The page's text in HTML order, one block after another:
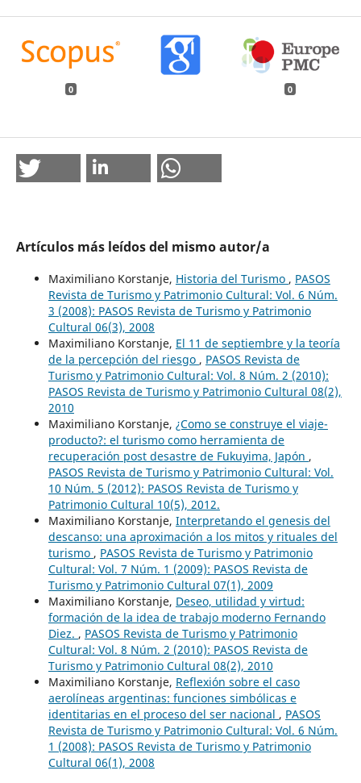
0 0
Artículos más leídos del mismo autor/a
Maximiliano Korstanje, Historia del Turismo , PASOS
Revista de Turismo y Patrimonio Cultural: Vol. 6 Núm.
3 (2008): PASOS Revista de Turismo y Patrimonio
Cultural 06(3), 2008
Maximiliano Korstanje, El 11 de septiembre y la teoría
de la percepción del riesgo , PASOS Revista de
Turismo y Patrimonio Cultural: Vol. 8 Núm. 2 (2010):
PASOS Revista de Turismo y Patrimonio Cultural 08(2),
2010
Maximiliano Korstanje, ¿Como se construye el viaje-
producto?: el turismo como herramienta de
recuperación post desastre de Fukuyima, Japón ,
PASOS Revista de Turismo y Patrimonio Cultural: Vol.
10 Núm. 5 (2012): PASOS Revista de Turismo y
Patrimonio Cultural 10(5), 2012.
Maximiliano Korstanje, Interpretando el genesis del
descanso: una aproximación a los mitos y rituales del
turismo , PASOS Revista de Turismo y Patrimonio
Cultural: Vol. 7 Núm. 1 (2009): PASOS Revista de
Turismo y Patrimonio Cultural 07(1), 2009
Maximiliano Korstanje, Deseo, utilidad y virtud:
formación de la idea de trabajo moderno Fernando
Diez. , PASOS Revista de Turismo y Patrimonio
Cultural: Vol. 8 Núm. 2 (2010): PASOS Revista de
Turismo y Patrimonio Cultural 08(2), 2010
Maximiliano Korstanje, Reflexión sobre el caso
aerolíneas argentinas: funciones simbólicas e
identitarias en el proceso del ser nacional , PASOS
Revista de Turismo y Patrimonio Cultural: Vol. 6 Núm.
1 (2008): PASOS Revista de Turismo y Patrimonio
Cultural 06(1), 2008